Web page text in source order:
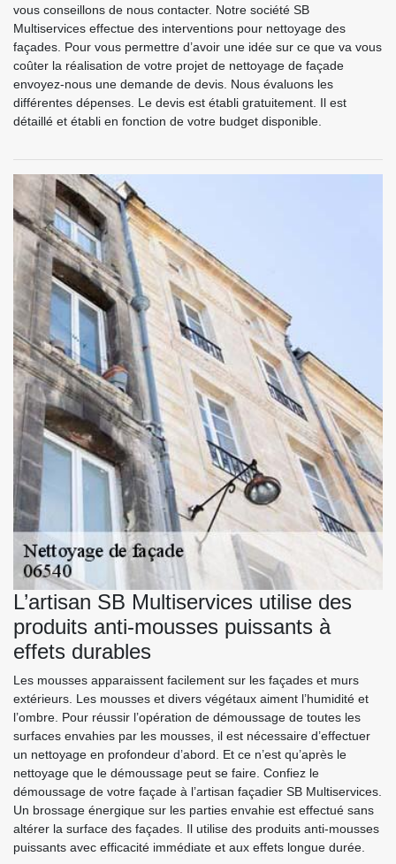
vous conseillons de nous contacter. Notre société SB
Multiservices effectue des interventions pour nettoyage des
façades. Pour vous permettre d’avoir une idée sur ce que va vous
coûter la réalisation de votre projet de nettoyage de façade
envoyez-nous une demande de devis. Nous évaluons les
différentes dépenses. Le devis est établi gratuitement. Il est
détaillé et établi en fonction de votre budget disponible.
L’artisan SB Multiservices utilise des
produits anti-mousses puissants à
effets durables
Les mousses apparaissent facilement sur les façades et murs
extérieurs. Les mousses et divers végétaux aiment l’humidité et
l’ombre. Pour réussir l’opération de démoussage de toutes les
surfaces envahies par les mousses, il est nécessaire d’effectuer
un nettoyage en profondeur d’abord. Et ce n’est qu’après le
nettoyage que le démoussage peut se faire. Confiez le
démoussage de votre façade à l’artisan façadier SB Multiservices.
Un brossage énergique sur les parties envahie est effectué sans
altérer la surface des façades. Il utilise des produits anti-mousses
puissants avec efficacité immédiate et aux effets longue durée.